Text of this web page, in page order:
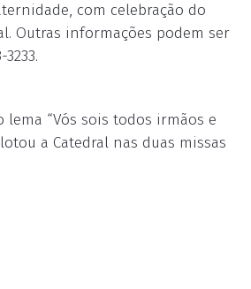
com celebração do
Outras informações podem ser
lema “Vós sois todos irmãos e
a Catedral nas duas missas